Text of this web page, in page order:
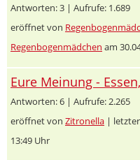
Antworten: 3 | Aufrufe: 1.689
eröffnet von
Regenbogenmädchen am
Eure Meinung -
Antworten: 6 | Aufrufe: 2.265
eröffnet von Zitronella |
13:49 Uhr